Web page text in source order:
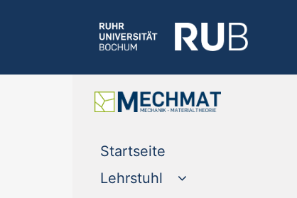
Startseite
Lehrstuhl